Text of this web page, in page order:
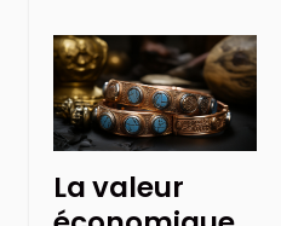
La valeur